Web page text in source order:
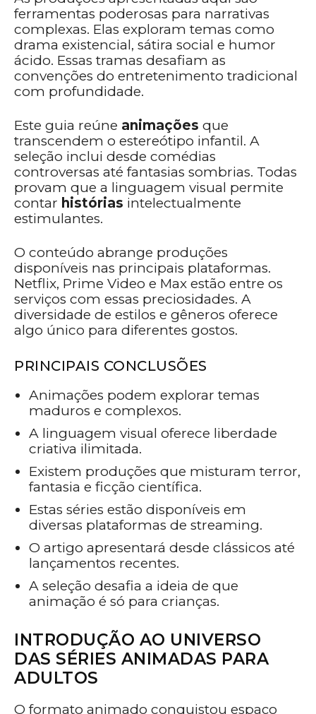
ferramentas poderosas para narrativas
complexas. Elas exploram temas como
drama existencial, sátira social e humor
ácido. Essas tramas desafiam as
convenções do entretenimento tradicional
com profundidade.
Este guia reúne animações que
transcendem o estereótipo infantil. A
seleção inclui desde comédias
controversas até fantasias sombrias. Todas
provam que a linguagem visual permite
contar histórias intelectualmente
estimulantes.
O conteúdo abrange produções
disponíveis nas principais plataformas.
Netflix, Prime Video e Max estão entre os
serviços com essas preciosidades. A
diversidade de estilos e gêneros oferece
algo único para diferentes gostos.
PRINCIPAIS CONCLUSÕES
Animações podem explorar temas
maduros e complexos.
A linguagem visual oferece liberdade
criativa ilimitada.
Existem produções que misturam terror,
fantasia e ficção científica.
Estas séries estão disponíveis em
diversas plataformas de streaming.
O artigo apresentará desde clássicos até
lançamentos recentes.
A seleção desafia a ideia de que
animação é só para crianças.
INTRODUÇÃO AO UNIVERSO
DAS SÉRIES ANIMADAS PARA
ADULTOS
O formato animado conquistou espaço